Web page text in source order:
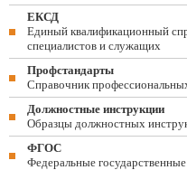
ЕКСД
Единый квалификационный
специалистов и служащих
Профстандарты
Справочник
Должностные инструкции
Образцы должностных
ФГОС
Федеральные